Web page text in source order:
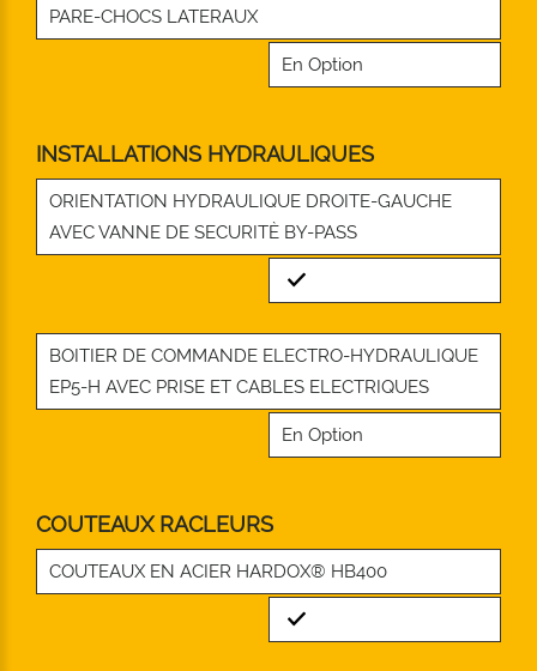
PARE-CHOCS LATERAUX
En Option
INSTALLATIONS HYDRAULIQUES
ORIENTATION HYDRAULIQUE DROITE-GAUCHE
AVEC VANNE DE SECURITÈ BY-PASS
Standard
BOITIER DE COMMANDE ELECTRO-HYDRAULIQUE
EP5-H AVEC PRISE ET CABLES ELECTRIQUES
En Option
COUTEAUX RACLEURS
COUTEAUX EN ACIER HARDOX® HB400
Standard